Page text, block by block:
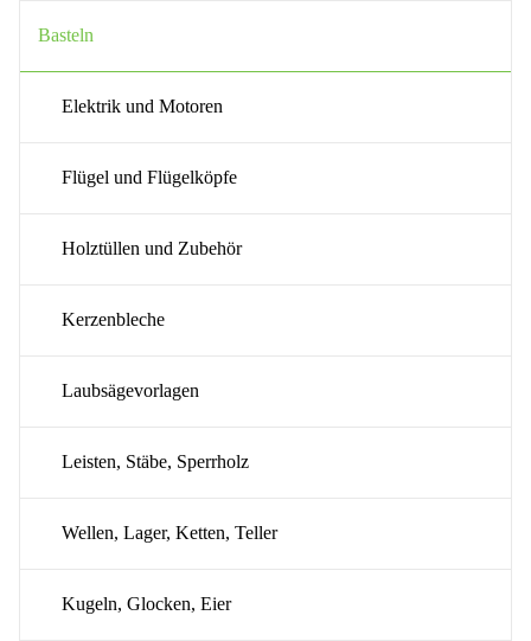
Basteln
Elektrik und Motoren
Flügel und Flügelköpfe
Holztüllen und Zubehör
Kerzenbleche
Laubsägevorlagen
Leisten, Stäbe, Sperrholz
Wellen, Lager, Ketten, Teller
Kugeln, Glocken, Eier